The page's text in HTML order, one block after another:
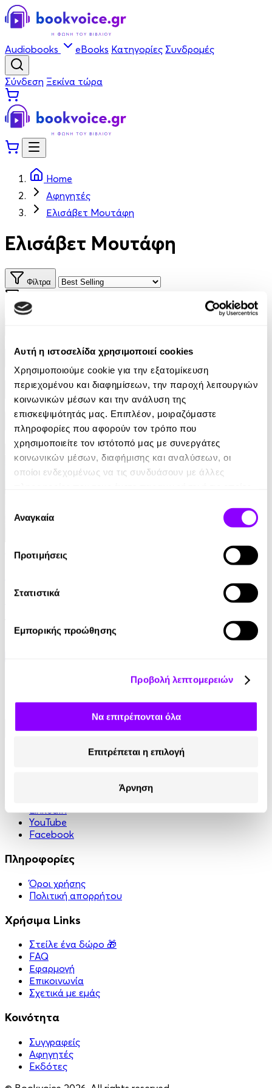
Αυτή η ιστοσελίδα χρησιμοποιεί cookies
Χρησιμοποιούμε cookie για την εξατομίκευση
περιεχομένου και διαφημίσεων, την παροχή λειτουργιών
κοινωνικών μέσων και την ανάλυση της
επισκεψιμότητάς μας. Επιπλέον, μοιραζόμαστε
πληροφορίες που αφορούν τον τρόπο που
χρησιμοποιείτε τον ιστότοπό μας με συνεργάτες
κοινωνικών μέσων, διαφήμισης και αναλύσεων, οι
οποίοι ενδεχομένως να τις συνδυάσουν με άλλες
των υπηρεσιών τους.
συγκατάθεσης
Αναγκαία
Προτιμήσεις
Στατιστικά
Εμπορικής προώθησης
Προβολή λεπτομερειών
Να επιτρέπονται όλα
Επιτρέπεται η επιλογή
Άρνηση
Audiobooks eBooks Κατηγορίες Συνδρομές
Σύνδεση Ξεκίνα τώρα
Home
Αφηγητές
Ελισάβετ Μουτάφη
Ελισάβετ Μουτάφη
Φίλτρα
Φίλτρα
Εκδοτικοί οίκοι
Audiobook • 1 Credit
Γιώργος Σ. Πολίτης
LinkedIn
YouTube
Facebook
Πληροφορίες
Όροι χρήσης
Πολιτική απορρήτου
Χρήσιμα Links
Στείλε ένα δώρο 🎁
FAQ
Εφαρμογή
Επικοινωνία
Σχετικά με εμάς
Κοινότητα
Συγγραφείς
Αφηγητές
Eκδότες